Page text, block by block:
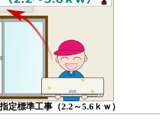
定標準工事（2.2～5.6ｋｗ）